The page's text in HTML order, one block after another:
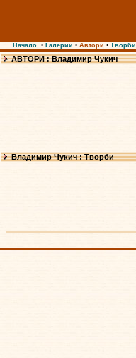
Начало • Галерии • Автори • Творби
АВТОРИ : Владимир Чукич
Владимир Чукич : Творби